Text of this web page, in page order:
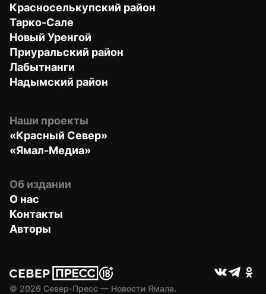
Красноселькупский район
Тарко-Сале
Новый Уренгой
Приуральский район
Лабытнанги
Надымский район
Наши проекты
«Красный Север»
«Ямал-Медиа»
Об издании
О нас
Контакты
Авторы
© 2026 Север-Пресс — Новости Ямала.